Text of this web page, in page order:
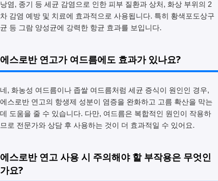
낭염, 종기 등 세균 감염으로 인한 피부 질환과 상처, 화상 부위의 2
차 감염 예방 및 치료에 효과적으로 사용됩니다. 특히 황색포도상구
균 등 그람 양성균에 강력한 항균 효과를 보입니다.
에스로반 연고가 여드름에도 효과가 있나요?
네, 화농성 여드름이나 좁쌀 여드름처럼 세균 증식이 원인인 경우,
에스로반 연고의 항생제 성분이 염증을 완화하고 고름 확산을 막는
데 도움을 줄 수 있습니다. 다만, 여드름은 복합적인 원인이 작용하
므로 전문가와 상담 후 사용하는 것이 더 효과적일 수 있어요.
에스로반 연고 사용 시 주의해야 할 부작용은 무엇인
가요?